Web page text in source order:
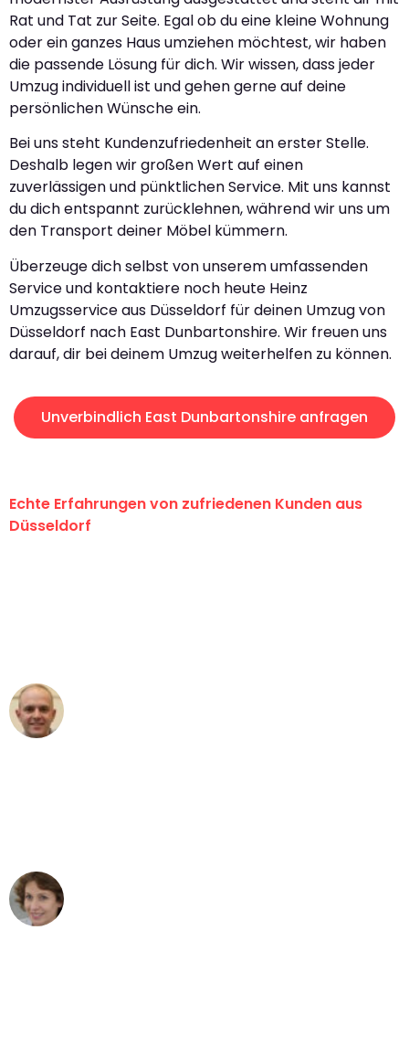
Rat und Tat zur Seite. Egal ob du eine kleine Wohnung
oder ein ganzes Haus umziehen möchtest, wir haben
die passende Lösung für dich. Wir wissen, dass jeder
Umzug individuell ist und gehen gerne auf deine
persönlichen Wünsche ein.
Bei uns steht Kundenzufriedenheit an erster Stelle.
Deshalb legen wir großen Wert auf einen
zuverlässigen und pünktlichen Service. Mit uns kannst
du dich entspannt zurücklehnen, während wir uns um
den Transport deiner Möbel kümmern.
Überzeuge dich selbst von unserem umfassenden
Service und kontaktiere noch heute Heinz
Umzugsservice aus Düsseldorf für deinen Umzug von
Düsseldorf nach East Dunbartonshire. Wir freuen uns
darauf, dir bei deinem Umzug weiterhelfen zu können.
Unverbindlich East Dunbartonshire anfragen
Echte Erfahrungen von zufriedenen Kunden aus
Düsseldorf